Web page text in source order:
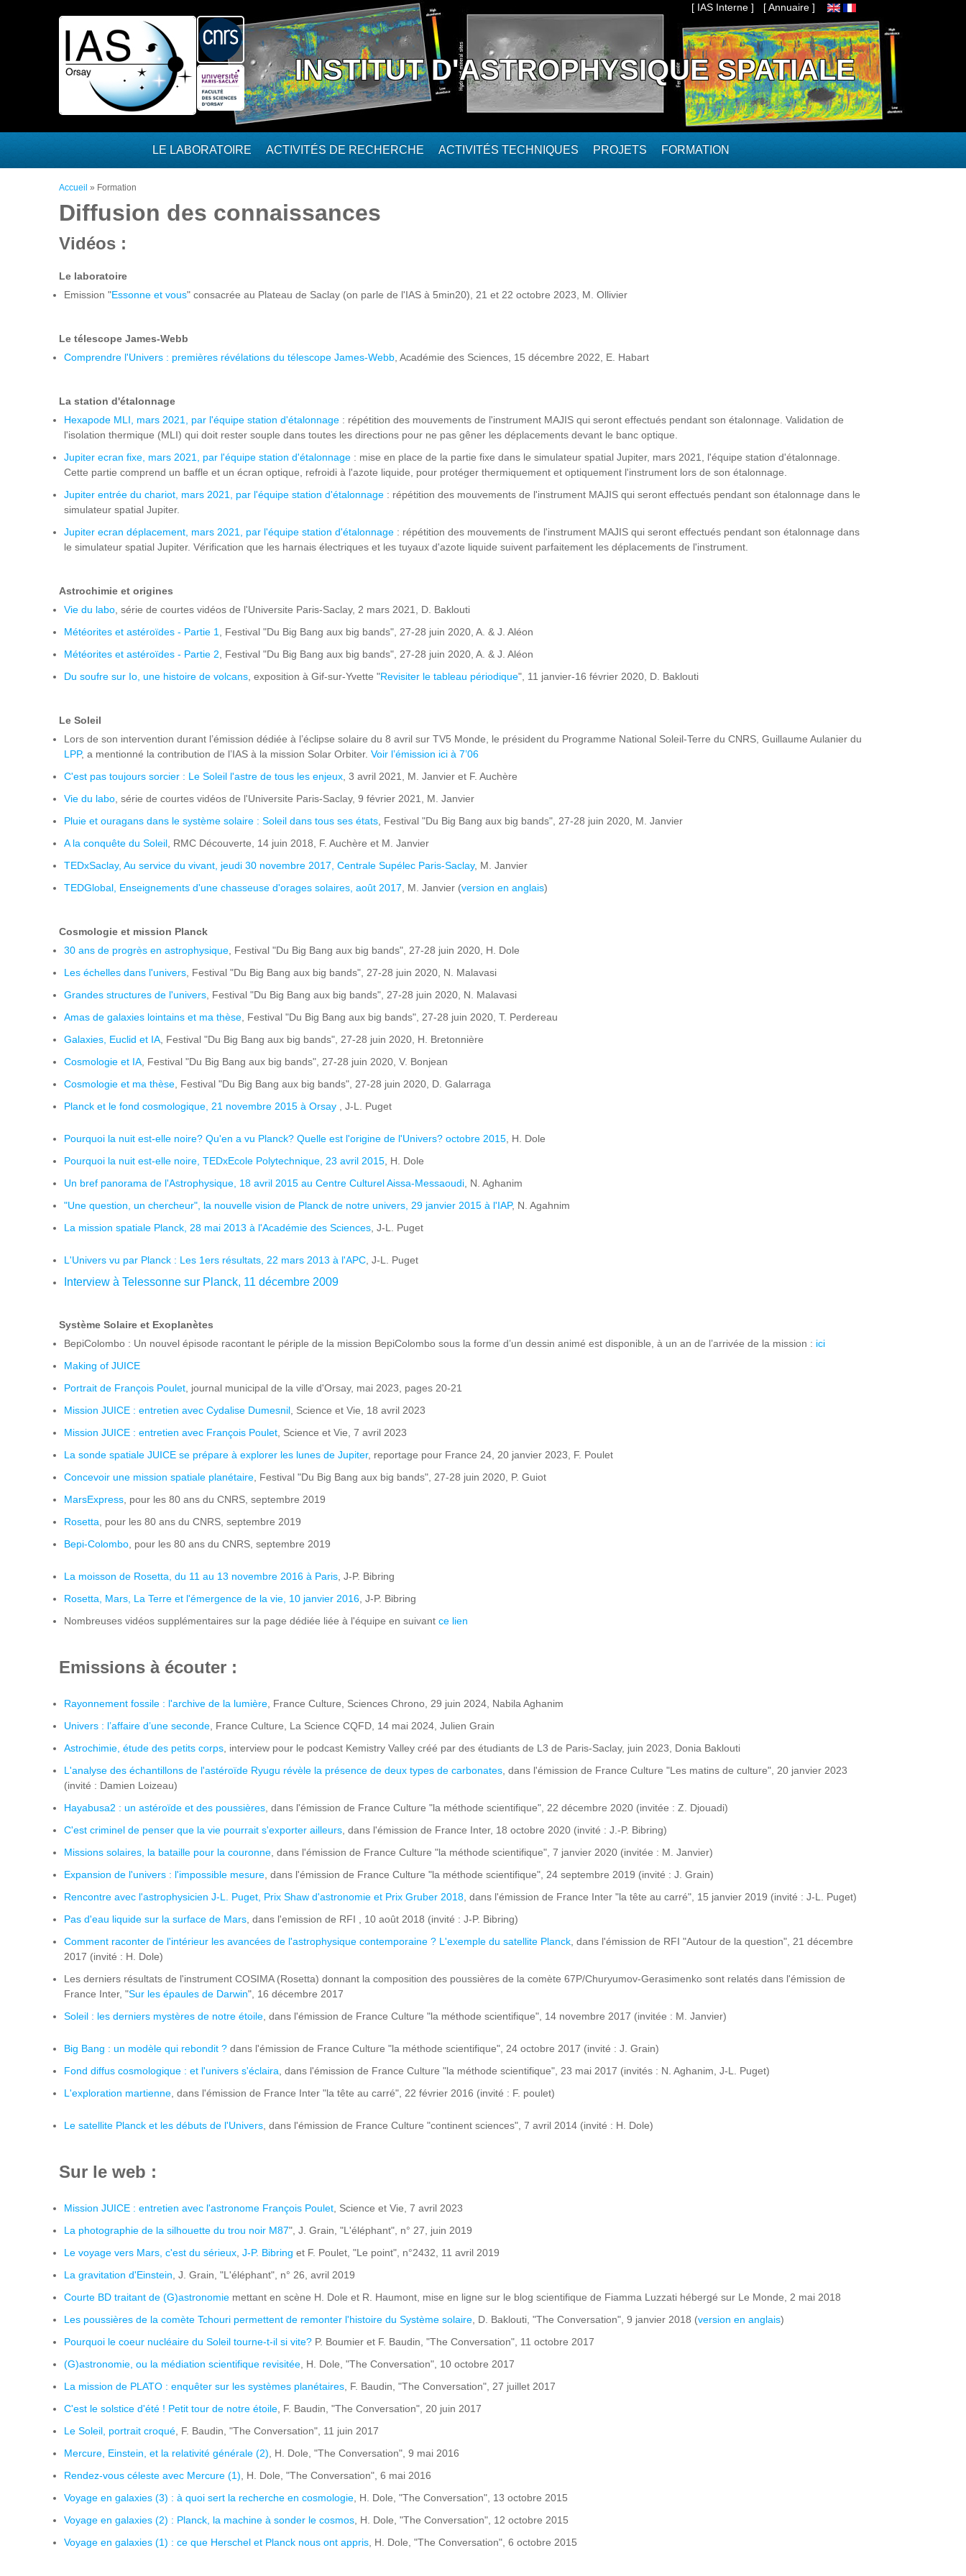
[ IAS Interne ] [ Annuaire ]
INSTITUT D'ASTROPHYSIQUE SPATIALE
LE LABORATOIRE ACTIVITÉS DE RECHERCHE ACTIVITÉS TECHNIQUES PROJETS FORMATION
Vous êtes ici
Accueil » Formation
Diffusion des connaissances
Vidéos :
Le laboratoire
Emission "Essonne et vous" consacrée au Plateau de Saclay (on parle de l'IAS à 5min20), 21 et 22 octobre 2023, M. Ollivier
Le télescope James-Webb
Comprendre l'Univers : premières révélations du télescope James-Webb , Académie des Sciences, 15 décembre 2022, E. Habart
La station d'étalonnage
Hexapode MLI, mars 2021, par l'équipe station d'étalonnage : répétition des mouvements de l'instrument MAJIS qui seront effectués pendant son étalonnage. Validation de
l'isolation thermique (MLI) qui doit rester souple dans toutes les directions pour ne pas gêner les déplacements devant le banc optique.
Jupiter ecran fixe, mars 2021, par l'équipe station d'étalonnage : mise en place de la partie fixe dans le simulateur spatial Jupiter, mars 2021, l'équipe station d'étalonnage.
Cette partie comprend un baffle et un écran optique, refroidi à l'azote liquide, pour protéger thermiquement et optiquement l'instrument lors de son étalonnage.
Jupiter entrée du chariot, mars 2021, par l'équipe station d'étalonnage : répétition des mouvements de l'instrument MAJIS qui seront effectués pendant son étalonnage dans le
simulateur spatial Jupiter.
Jupiter ecran déplacement, mars 2021, par l'équipe station d'étalonnage : répétition des mouvements de l'instrument MAJIS qui seront effectués pendant son étalonnage dans
le simulateur spatial Jupiter. Vérification que les harnais électriques et les tuyaux d'azote liquide suivent parfaitement les déplacements de l'instrument.
Astrochimie et origines
Vie du labo , série de courtes vidéos de l'Universite Paris-Saclay, 2 mars 2021, D. Baklouti
Météorites et astéroïdes - Partie 1
, Festival "Du Big Bang aux big bands", 27-28 juin 2020, A. & J. Aléon
Météorites et astéroïdes - Partie 2 , Festival "Du Big Bang aux big bands", 27-28 juin 2020, A. & J. Aléon
Du soufre sur Io, une histoire de volcans , exposition à Gif-sur-Yvette "Revisiter le tableau périodique", 11 janvier-16 février 2020, D. Baklouti
Le Soleil
Lors de son intervention durant l’émission dédiée à l’éclipse solaire du 8 avril sur TV5 Monde, le président du Programme National Soleil-Terre du CNRS, Guillaume Aulanier du
LPP, a mentionné la contribution de l’IAS à la mission Solar Orbiter. Voir l’émission ici à 7’06
C'est pas toujours sorcier : Le Soleil l'astre de tous les enjeux , 3 avril 2021, M. Janvier et F. Auchère
Vie du labo , série de courtes vidéos de l'Universite Paris-Saclay, 9 février 2021, M. Janvier
Pluie et ouragans dans le système solaire : Soleil dans tous ses états , Festival "Du Big Bang aux big bands", 27-28 juin 2020, M. Janvier
A la conquête du Soleil , RMC Découverte, 14 juin 2018, F. Auchère et M. Janvier
TEDxSaclay, Au service du vivant, jeudi 30 novembre 2017, Centrale Supélec Paris-Saclay, M. Janvier
TEDGlobal, Enseignements d'une chasseuse d'orages solaires, août 2017 , M. Janvier (version en anglais)
Cosmologie et mission Planck
30 ans de progrès en astrophysique , Festival "Du Big Bang aux big bands", 27-28 juin 2020, H. Dole
Les échelles dans l'univers , Festival "Du Big Bang aux big bands", 27-28 juin 2020, N. Malavasi
Grandes structures de l'univers , Festival "Du Big Bang aux big bands", 27-28 juin 2020, N. Malavasi
Amas de galaxies lointains et ma thèse , Festival "Du Big Bang aux big bands", 27-28 juin 2020, T. Perdereau
Galaxies, Euclid et IA , Festival "Du Big Bang aux big bands", 27-28 juin 2020, H. Bretonnière
Cosmologie et IA , Festival "Du Big Bang aux big bands", 27-28 juin 2020, V. Bonjean
Cosmologie et ma thèse , Festival "Du Big Bang aux big bands", 27-28 juin 2020, D. Galarraga
Planck et le fond cosmologique, 21 novembre 2015 à Orsay
, J-L. Puget
Pourquoi la nuit est-elle noire? Qu'en a vu Planck? Quelle est l'origine de l'Univers? octobre 2015 , H. Dole
Pourquoi la nuit est-elle noire, TEDxEcole Polytechnique, 23 avril 2015 , H. Dole
Un bref panorama de l'Astrophysique, 18 avril 2015 au Centre Culturel Aissa-Messaoudi , N. Aghanim
"Une question, un chercheur", la nouvelle vision de Planck de notre univers, 29 janvier 2015 à l'IAP, N. Agahnim
La mission spatiale Planck, 28 mai 2013 à l'Académie des Sciences , J-L. Puget
L'Univers vu par Planck : Les 1ers résultats, 22 mars 2013 à l'APC , J-L. Puget
Interview à Telessonne sur Planck, 11 décembre 2009
Système Solaire et Exoplanètes
BepiColombo : Un nouvel épisode racontant le périple de la mission BepiColombo sous la forme d’un dessin animé est disponible, à un an de l’arrivée de la mission : ici
Making of JUICE
Portrait de François Poulet , journal municipal de la ville d'Orsay, mai 2023, pages 20-21
Mission JUICE : entretien avec Cydalise Dumesnil , Science et Vie, 18 avril 2023
Mission JUICE : entretien avec François Poulet , Science et Vie, 7 avril 2023
La sonde spatiale JUICE se prépare à explorer les lunes de Jupiter, reportage pour France 24, 20 janvier 2023, F. Poulet
Concevoir une mission spatiale planétaire , Festival "Du Big Bang aux big bands", 27-28 juin 2020, P. Guiot
MarsExpress , pour les 80 ans du CNRS, septembre 2019
Rosetta , pour les 80 ans du CNRS, septembre 2019
Bepi-Colombo , pour les 80 ans du CNRS, septembre 2019
La moisson de Rosetta, du 11 au 13 novembre 2016 à Paris , J-P. Bibring
Rosetta, Mars, La Terre et l'émergence de la vie, 10 janvier 2016 , J-P. Bibring
Nombreuses vidéos supplémentaires sur la page dédiée liée à l'équipe en suivant ce lien
Emissions à écouter :
Rayonnement fossile : l'archive de la lumière , France Culture, Sciences Chrono, 29 juin 2024, Nabila Aghanim
Univers : l’affaire d’une seconde , France Culture, La Science CQFD, 14 mai 2024, Julien Grain
Astrochimie, étude des petits corps , interview pour le podcast Kemistry Valley créé par des étudiants de L3 de Paris-Saclay, juin 2023, Donia Baklouti
L'analyse des échantillons de l'astéroïde Ryugu révèle la présence de deux types de carbonates , dans l'émission de France Culture "Les matins de culture", 20 janvier 2023
(invité : Damien Loizeau)
Hayabusa2 : un astéroïde et des poussières , dans l'émission de France Culture "la méthode scientifique", 22 décembre 2020 (invitée : Z. Djouadi)
C'est criminel de penser que la vie pourrait s'exporter ailleurs , dans l'émission de France Inter, 18 octobre 2020 (invité : J.-P. Bibring)
Missions solaires, la bataille pour la couronne , dans l'émission de France Culture "la méthode scientifique", 7 janvier 2020 (invitée : M. Janvier)
Expansion de l'univers : l'impossible mesure , dans l'émission de France Culture "la méthode scientifique", 24 septembre 2019 (invité : J. Grain)
Rencontre avec l'astrophysicien J-L. Puget, Prix Shaw d'astronomie et Prix Gruber 2018 , dans l'émission de France Inter "la tête au carré", 15 janvier 2019 (invité : J-L. Puget)
Pas d'eau liquide sur la surface de Mars , dans l'emission de RFI , 10 août 2018 (invité : J-P. Bibring)
Comment raconter de l'intérieur les avancées de l'astrophysique contemporaine ? L'exemple du satellite Planck , dans l'émission de RFI "Autour de la question", 21 décembre
2017 (invité : H. Dole)
Les derniers résultats de l'instrument COSIMA (Rosetta) donnant la composition des poussières de la comète 67P/Churyumov-Gerasimenko sont relatés dans l'émission de
France Inter, "Sur les épaules de Darwin", 16 décembre 2017
Soleil : les derniers mystères de notre étoile , dans l'émission de France Culture "la méthode scientifique", 14 novembre 2017 (invitée : M. Janvier)
Big Bang : un modèle qui rebondit ? dans l'émission de France Culture "la méthode scientifique", 24 octobre 2017 (invité : J. Grain)
Fond diffus cosmologique : et l'univers s'éclaira , dans l'émission de France Culture "la méthode scientifique", 23 mai 2017 (invités : N. Aghanim, J-L. Puget)
L'exploration martienne , dans l'émission de France Inter "la tête au carré", 22 février 2016 (invité : F. poulet)
Le satellite Planck et les débuts de l'Univers , dans l'émission de France Culture "continent sciences", 7 avril 2014 (invité : H. Dole)
Sur le web :
Mission JUICE : entretien avec l'astronome François Poulet , Science et Vie, 7 avril 2023
La photographie de la silhouette du trou noir M87", J. Grain, "L'éléphant", n° 27, juin 2019
Le voyage vers Mars, c'est du sérieux J-P. Bibring et F. Poulet, "Le point", n°2432, 11 avril 2019
La gravitation d'Einstein , J. Grain, "L'éléphant", n° 26, avril 2019
Courte BD traitant de (G)astronomie mettant en scène H. Dole et R. Haumont, mise en ligne sur le blog scientifique de Fiamma Luzzati hébergé sur Le Monde, 2 mai 2018
Les poussières de la comète Tchouri permettent de remonter l'histoire du Système solaire , D. Baklouti, "The Conversation", 9 janvier 2018 (version en anglais)
Pourquoi le coeur nucléaire du Soleil tourne-t-il si vite? P. Boumier et F. Baudin, "The Conversation", 11 octobre 2017
(G)astronomie, ou la médiation scientifique revisitée , H. Dole, "The Conversation", 10 octobre 2017
La mission de PLATO : enquêter sur les systèmes planétaires , F. Baudin, "The Conversation", 27 juillet 2017
C'est le solstice d'été ! Petit tour de notre étoile , F. Baudin, "The Conversation", 20 juin 2017
Le Soleil, portrait croqué , F. Baudin, "The Conversation", 11 juin 2017
Mercure, Einstein, et la relativité générale (2) , H. Dole, "The Conversation", 9 mai 2016
Rendez-vous céleste avec Mercure (1) , H. Dole, "The Conversation", 6 mai 2016
Voyage en galaxies (3) : à quoi sert la recherche en cosmologie , H. Dole, "The Conversation", 13 octobre 2015
Voyage en galaxies (2) : Planck, la machine à sonder le cosmos , H. Dole, "The Conversation", 12 octobre 2015
Voyage en galaxies (1) : ce que Herschel et Planck nous ont appris , H. Dole, "The Conversation", 6 octobre 2015